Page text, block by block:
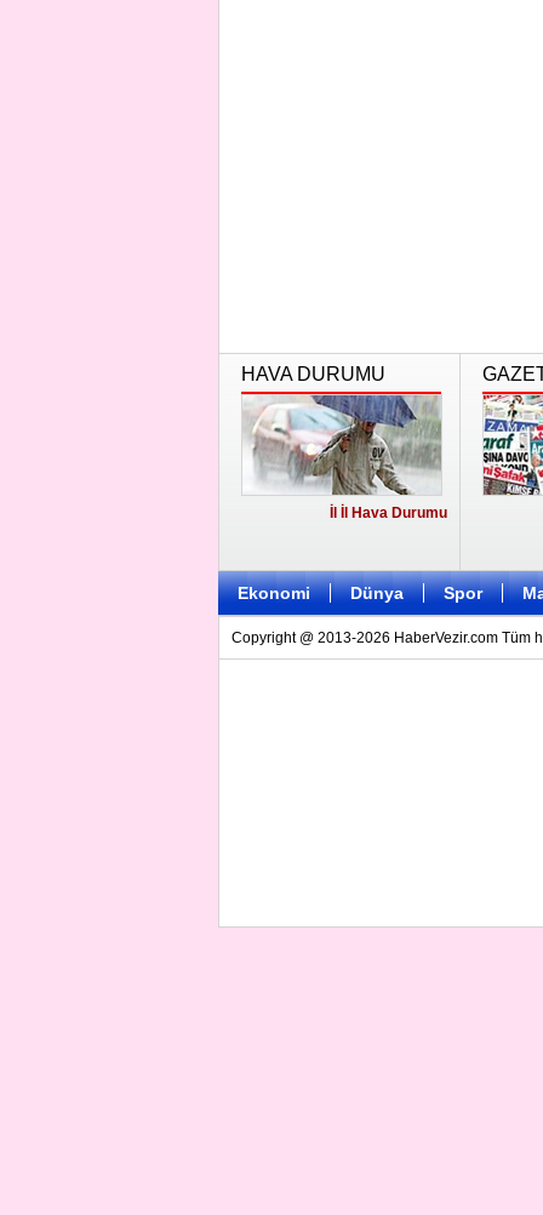
HAVA DURUMU
İl İl Hava Durumu
Ekonomi Dünya Spor
Copyright @ 2013-2026 HaberVezir.com Tüm